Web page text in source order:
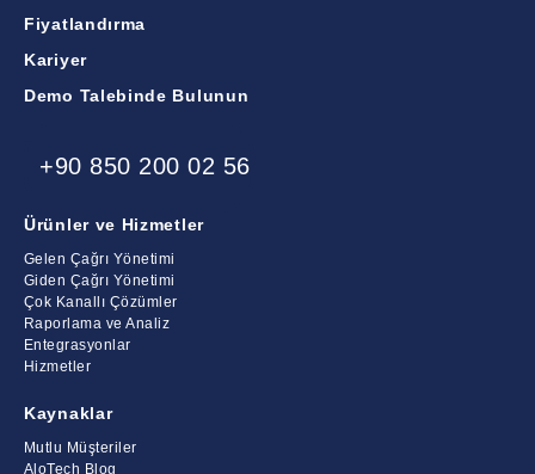
Fiyatlandırma
Kariyer
Demo Talebinde Bulunun
+90 850 200 02 56
Ürünler ve Hizmetler
Gelen Çağrı Yönetimi
Giden Çağrı Yönetimi
Çok Kanallı Çözümler
Raporlama ve Analiz
Entegrasyonlar
Hizmetler
Kaynaklar
Mutlu Müşteriler
AloTech Blog